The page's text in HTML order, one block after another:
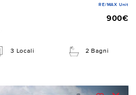
RE/MAX Unit
900€
3 Locali 2 Bagni